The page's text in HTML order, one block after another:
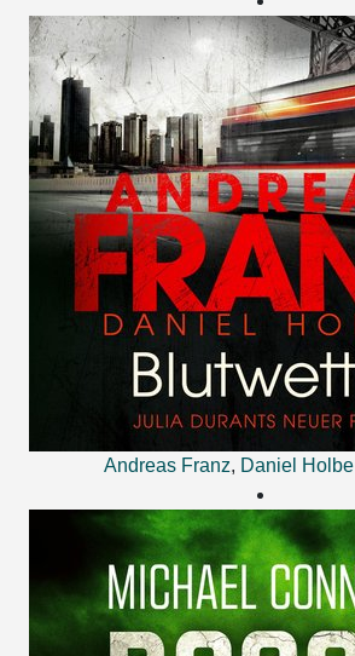
Andreas Franz, Daniel Holbe